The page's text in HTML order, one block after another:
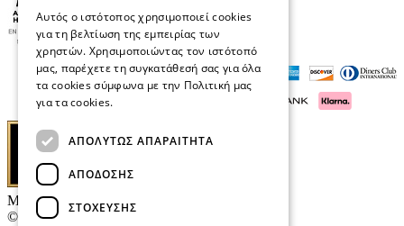
Μαρκάκης Οπτικά
© 2026
Αυτός ο ιστότοπος χρησιμοποιεί cookies
για τη βελτίωση της εμπειρίας των
χρηστών. Χρησιμοποιώντας τον ιστότοπό
μας, παρέχετε τη συγκατάθεσή σας για όλα
τα cookies σύμφωνα με την Πολιτική μας
για τα cookies.
ΑΠΟΛΎΤΩΣ ΑΠΑΡΑΊΤΗΤΑ
ΑΠΌΔΟΣΗΣ
ΣΤΌΧΕΥΣΗΣ